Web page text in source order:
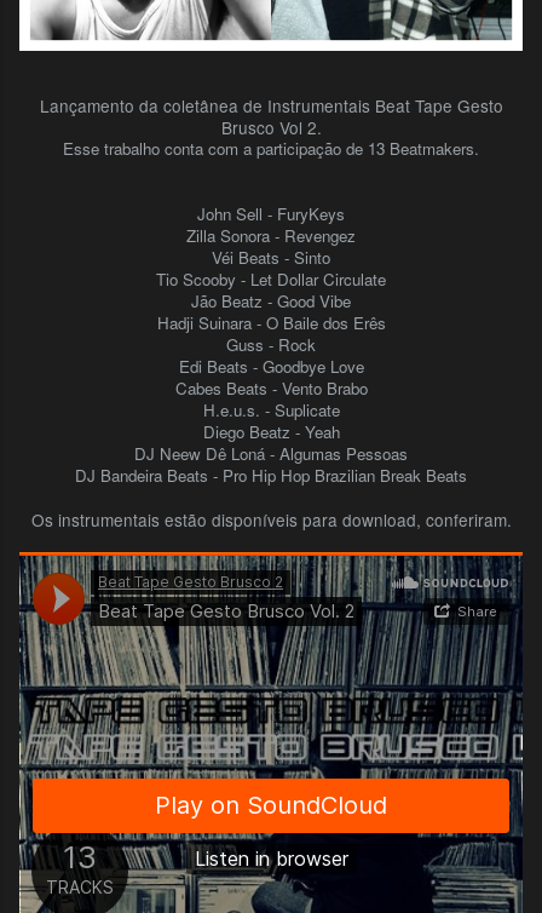
Lançamento da coletânea de Instrumentais Beat Tape Gesto
Brusco Vol 2.
Esse trabalho conta com a participação de 13 Beatmakers.
John Sell - FuryKeys
Zilla Sonora - Revengez
Véi Beats - Sinto
Tio Scooby - Let Dollar Circulate
Jão Beatz - Good Vibe
Hadji Suinara - O Baile dos Erês
Guss - Rock
Edi Beats - Goodbye Love
Cabes Beats - Vento Brabo
H.e.u.s. - Suplicate
Diego Beatz - Yeah
DJ Neew Dê Loná - Algumas Pessoas
DJ Bandeira Beats - Pro Hip Hop Brazilian Break Beats
Os instrumentais estão disponíveis para download, conferiram.